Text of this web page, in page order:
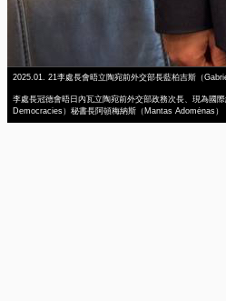
2025.01. 21李處長會晤立陶宛前外交部長藍柏吉斯（
李處長冠德會晤日內瓦立陶宛前外交部政務次長、現為國
Democracies）秘書長阿頓梅納斯（Mantas Adomėnas）